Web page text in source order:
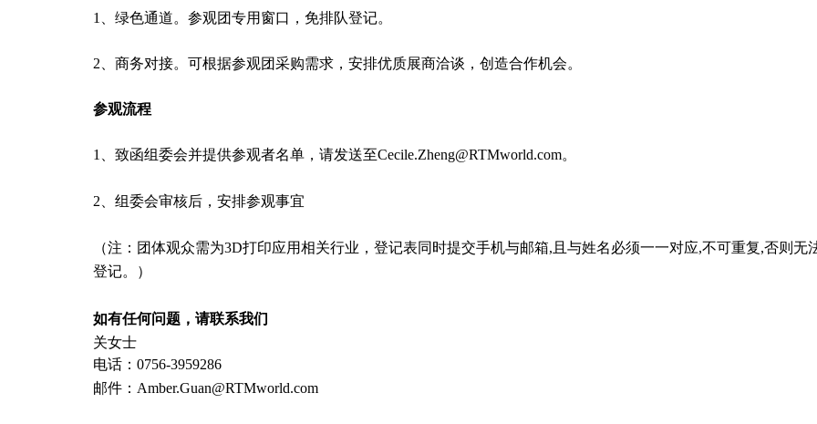
1、绿色通道。参观团专用窗口，免排队登记。
2、 商务对接。可根据参观团采购需求，安排优质展商洽谈，创造合作机会。
参观流程
1、致函组委会并提供参观者名单，请发送至Cecile.Zheng@RTMworld.com。
2、组委会审核后，安排参观事宜
（注：团体观众需为3D打印应用相关行业，登记表同时提交手机与邮箱,且与姓名必须一一对应,不可重复,否则无
登记。）
如有任何问题，请联系我们
关女士
电话：0756-3959286
邮件：Amber.Guan@RTMworld.com